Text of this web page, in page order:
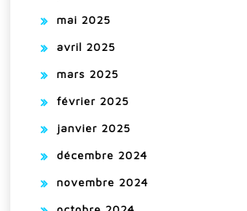
mai 2025
avril 2025
mars 2025
février 2025
janvier 2025
décembre 2024
novembre 2024